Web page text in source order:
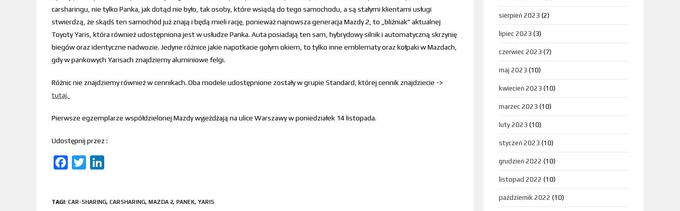
carsharingu, nie tylko Panka, jak dotąd nie było, tak osoby, które wsiądą do tego samochodu, a są stałymi klientami usługi
stwierdzą, że skądś ten samochód już znają i będą mieli rację, ponieważ najnowsza generacja Mazdy 2, to „bliźniak” aktualnej
Toyoty Yaris, która również udostępniona jest w usłudze Panka. Auta posiadają ten sam, hybrydowy silnik i automatyczną skrzynię
biegów oraz identyczne nadwozie. Jedyne różnice jakie napotkacie gołym okiem, to tylko inne emblematy oraz kołpaki w Mazdach,
gdy w pankowych Yarisach znajdziemy aluminiowe felgi.
Różnic nie znajdziemy również w cennikach. Oba modele udostępnione zostały w grupie Standard, której cennik znajdziecie ->
tutaj.
Pierwsze egzemplarze współdzielonej Mazdy wyjeżdżają na ulice Warszawy w poniedziałek 14 listopada.
Udostępnij przez :
e
t
k
TAGI: CAR-SHARING, CARSHARING, MAZDA 2, PANEK, YARIS
sierpień 2023 (2)
lipiec 2023 (3)
czerwiec 2023 (7)
maj 2023 (10)
kwiecień 2023 (10)
marzec 2023 (10)
luty 2023 (10)
styczeń 2023 (10)
grudzień 2022 (10)
listopad 2022 (10)
październik 2022 (10)